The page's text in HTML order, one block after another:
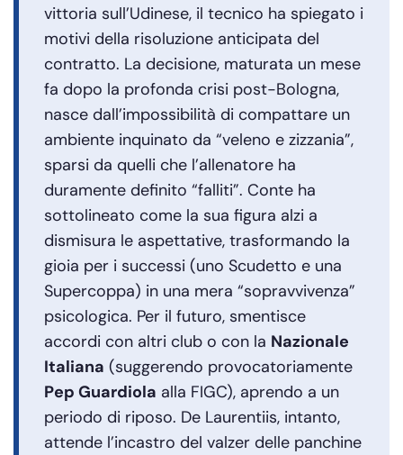
vittoria sull’Udinese, il tecnico ha spiegato i
motivi della risoluzione anticipata del
contratto. La decisione, maturata un mese
fa dopo la profonda crisi post-Bologna,
nasce dall’impossibilità di compattare un
ambiente inquinato da “veleno e zizzania”,
sparsi da quelli che l’allenatore ha
duramente definito “falliti”. Conte ha
sottolineato come la sua figura alzi a
dismisura le aspettative, trasformando la
gioia per i successi (uno Scudetto e una
Supercoppa) in una mera “sopravvivenza”
psicologica. Per il futuro, smentisce
accordi con altri club o con la Nazionale
Italiana (suggerendo provocatoriamente
Pep Guardiola alla FIGC), aprendo a un
periodo di riposo. De Laurentiis, intanto,
attende l’incastro del valzer delle panchine